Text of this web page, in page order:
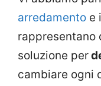
arredamento e
rappresentano
soluzione per
cambiare ogni